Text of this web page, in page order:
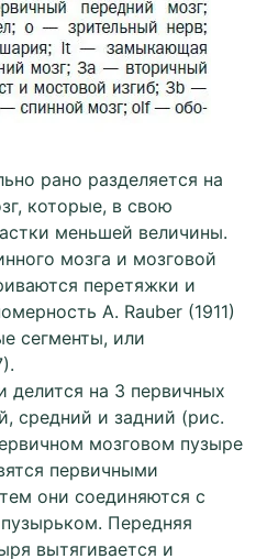
рано разделяется на
которые, в свою
меньшей величины.
мозга и мозговой
перетяжки и
А. Rаubеr (1911)
сегменты, или
делится на 3 первичных
средний и задний (рис.
мозговом пузыре
первичными
они соединяются с
Передняя
вытягивается и